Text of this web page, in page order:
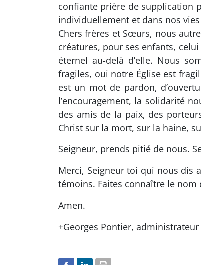
confiante prière de supplication
individuellement et dans nos
Chers frères et Sœurs, nous
créatures, pour ses enfants,
éternel au-delà d’elle. Nous
fragiles, oui notre Église est
est un mot de pardon,
l’encouragement, la solidarité
des amis de la paix, des
Christ sur la mort, sur la haine,
Seigneur, prends pitié de nous.
Merci, Seigneur toi qui nous dis
témoins. Faites connaître le nom
Amen.
+Georges Pontier,